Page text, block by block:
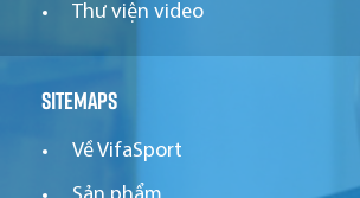
Thư viện video
Sitemaps
Về VifaSport